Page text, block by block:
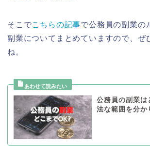
そこでこちらの記事で公務員の副業の
副業についてまとめていますので、ぜ
ね。
公務員の副業は
法な範囲を分か